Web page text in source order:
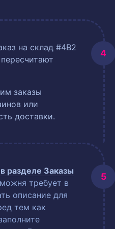
на склад #4B2
заказы
или
доставки.
разделе Заказы
требует в
описание для
тем как